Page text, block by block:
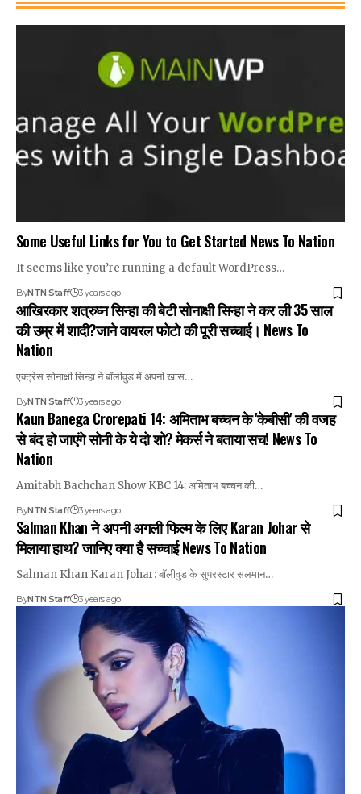
Some Useful Links for You to Get Started News To Nation
It seems like you’re running a default WordPress…
ByNTN Staff 3 years ago
आखिरकार शत्रुघ्न सिन्हा की बेटी सोनाक्षी सिन्हा ने कर ली 35 साल
की उम्र में शादी?जाने वायरल फोटो की पूरी सच्चाई। News To
Nation
एक्ट्रेस सोनाक्षी सिन्हा ने बॉलीवुड में अपनी खास…
ByNTN Staff 3 years ago
Kaun Banega Crorepati 14: अमिताभ बच्चन के 'केबीसी' की वजह
से बंद हो जाएंगे सोनी के ये दो शो? मेकर्स ने बताया सच! News To
Nation
Amitabh Bachchan Show KBC 14: अमिताभ बच्चन की…
ByNTN Staff 3 years ago
Salman Khan ने अपनी अगली फिल्म के लिए Karan Johar से
मिलाया हाथ? जानिए क्या है सच्चाई News To Nation
Salman Khan Karan Johar: बॉलीवुड के सुपरस्टार सलमान…
ByNTN Staff 3 years ago